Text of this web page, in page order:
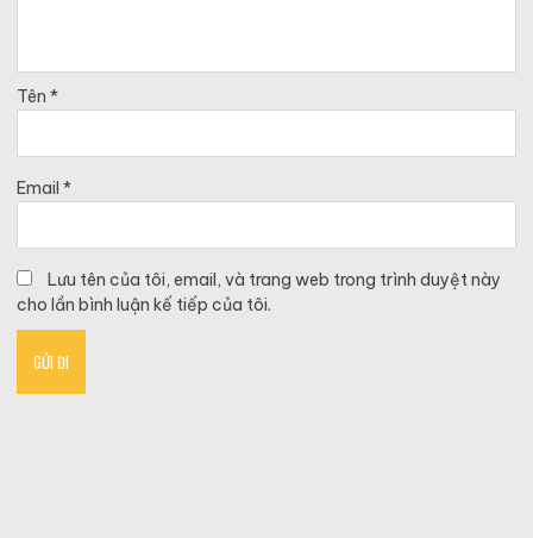
Tên *
Email *
Lưu tên của tôi, email, và trang web trong trình duyệt này
cho lần bình luận kế tiếp của tôi.